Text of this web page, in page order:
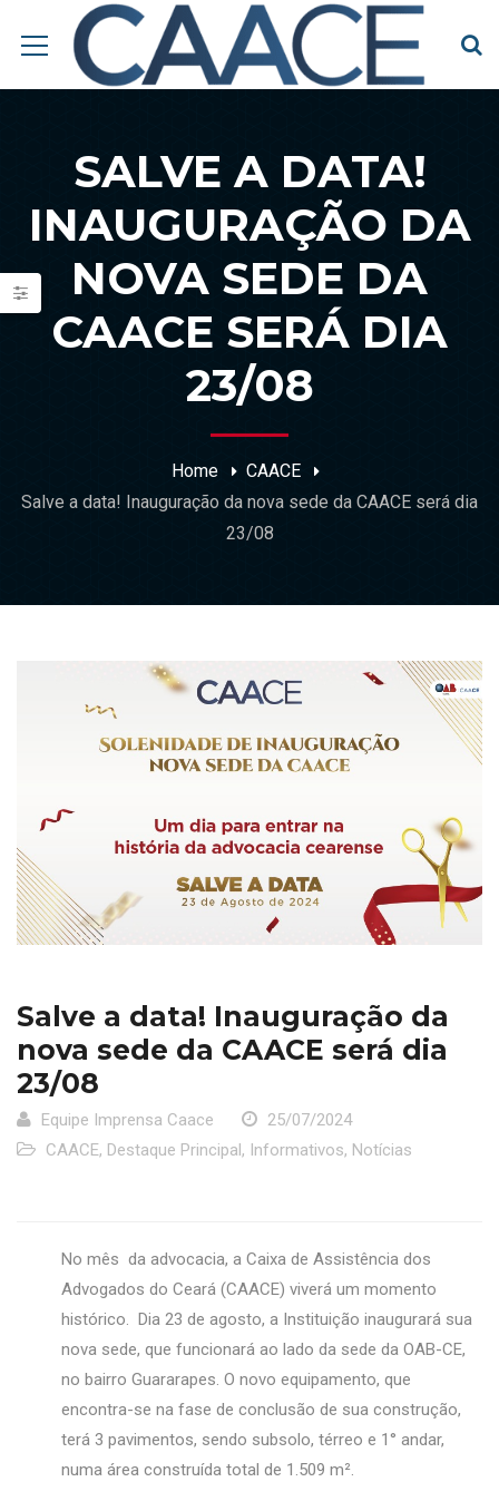
SALVE A DATA!
INAUGURAÇÃO DA
NOVA SEDE DA
CAACE SERÁ DIA
23/08
Home
CAACE
Salve a data! Inauguração da nova sede da CAACE será dia
23/08
Salve a data! Inauguração da
nova sede da CAACE será dia
23/08
Equipe Imprensa Caace
25/07/2024
CAACE, Destaque Principal, Informativos, Notícias
No mês da advocacia, a Caixa de Assistência dos
Advogados do Ceará (CAACE) viverá um momento
histórico. Dia 23 de agosto, a Instituição inaugurará sua
nova sede, que funcionará ao lado da sede da OAB-CE,
no bairro Guararapes. O novo equipamento, que
encontra-se na fase de conclusão de sua construção,
terá 3 pavimentos, sendo subsolo, térreo e 1° andar,
numa área construída total de 1.509 m².